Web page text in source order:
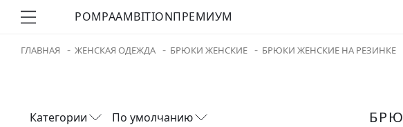
POMPAAMBITIONПРЕМИУМ
ГЛАВНАЯ ЖЕНСКАЯ ОДЕЖДА БРЮКИ ЖЕНСКИЕ БРЮКИ ЖЕНСКИЕ НА РЕЗИНКЕ
Категории По умолчанию